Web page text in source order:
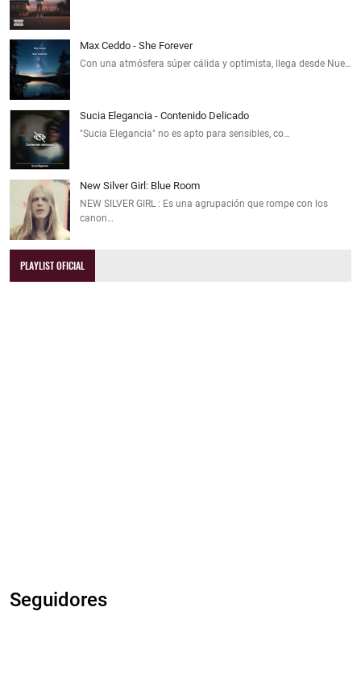
Max Ceddo - She Forever
Con una atmósfera súper cálida y optimista, llega desde Nue…
Sucia Elegancia - Contenido Delicado
"Sucia Elegancia" no es apto para sensibles, co…
New Silver Girl: Blue Room
NEW SILVER GIRL : Es una agrupación que rompe con los
canon…
PLAYLIST OFICIAL
Seguidores